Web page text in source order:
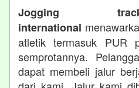
Jogging
international
atletik termasuk PUR
semprotannya.
dapat membeli jalur